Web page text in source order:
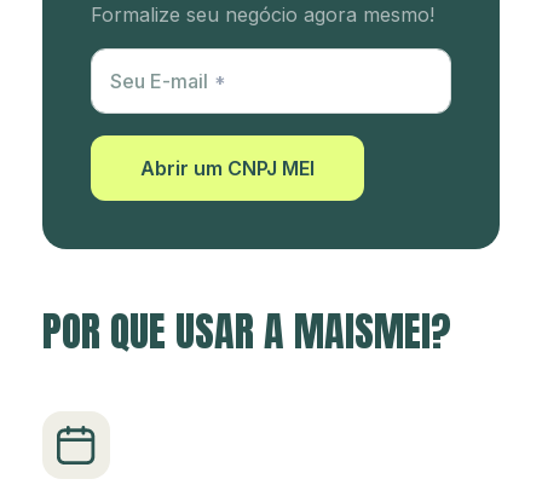
Formalize seu negócio agora mesmo!
Utm Content
Seu E-mail
Abrir um CNPJ MEI
POR QUE USAR A MAISMEI?